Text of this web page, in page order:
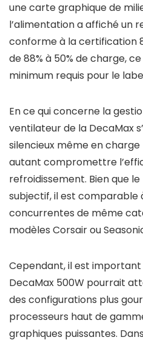
une carte graphique de
l’alimentation a affiché un
conforme à la certification
de 88% à 50% de charge,
minimum requis pour le
En ce qui concerne la
ventilateur de la DecaMax
silencieux même en
autant compromettre
refroidissement. Bien que
subjectif, il est comparable
concurrentes de même
modèles Corsair ou
Cependant, il est
DecaMax 500W pourrait
des configurations plus
processeurs haut de
graphiques puissantes.